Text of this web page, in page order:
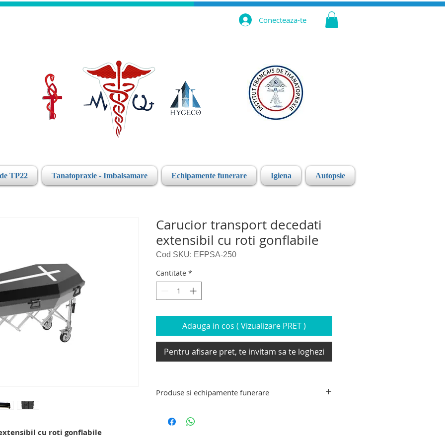
Conecteaza-te
TP22 Tanatopraxie - Imbalsamare Echipamente funerare Igiena Autopsie
cu roti gonflabile
Carucior transport decedati
extensibil cu roti gonflabile
Cod SKU: EFPSA-250
Cantitate *
Adauga in cos ( Vizualizare PRET )
Pentru afisare pret, te invitam sa te loghezi
Produse si echipamente funerare
targa de transport decedati, targa de recuperare